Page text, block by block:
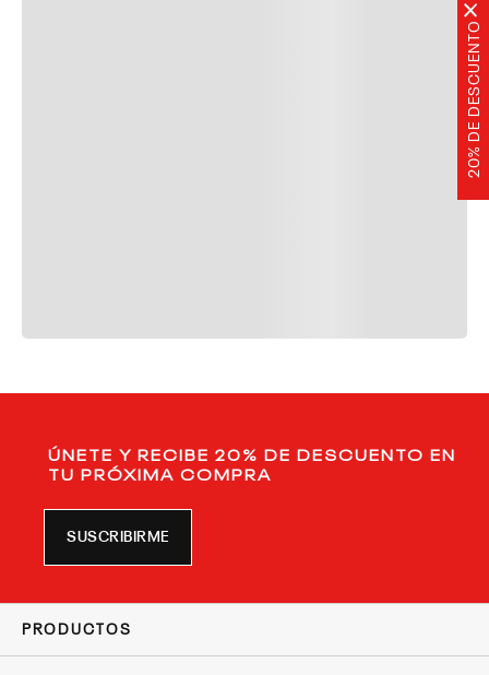
20% DE DESCUENTO
×
ÚNETE Y RECIBE 20% DE DESCUENTO EN
TU PRÓXIMA COMPRA
SUSCRIBIRME
PRODUCTOS